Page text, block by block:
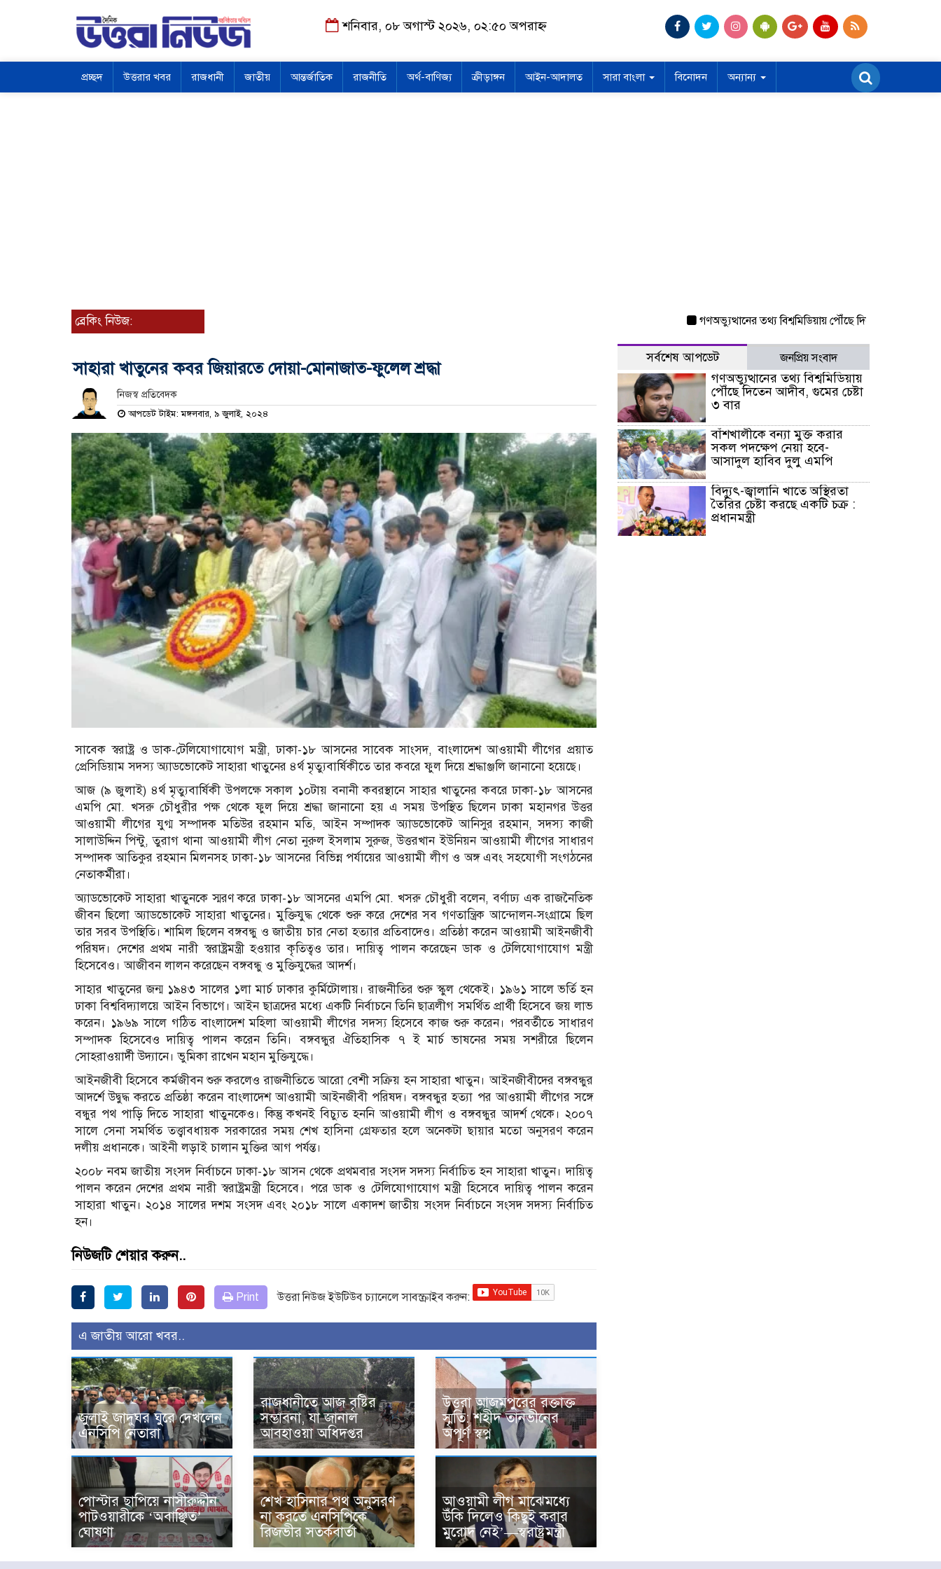
শনিবার, ০৮ অগাস্ট ২০২৬, ০২:৫০ অপরাহ্ন
প্রচ্ছদ উত্তরার খবর রাজধানী জাতীয় আন্তর্জাতিক রাজনীতি অর্থ-বাণিজ্য ক্রীড়াঙ্গন আইন-আদালত সারা বাংলা বিনোদন অন্যান্য
ব্রেকিং নিউজ: গণঅভ্যুত্থানের তথ্য বিশ্বমিডিয়ায় পৌঁছে দিতেন আদীব, গুমের
সাহারা খাতুনের কবর জিয়ারতে দোয়া-মোনাজাত-ফুলেল শ্রদ্ধা
নিজস্ব প্রতিবেদক
আপডেট টাইম: মঙ্গলবার, ৯ জুলাই, ২০২৪
সাবেক স্বরাষ্ট্র ও ডাক-টেলিযোগাযোগ মন্ত্রী, ঢাকা-১৮ আসনের সাবেক সাংসদ, বাংলাদেশ আওয়ামী লীগের প্রয়াত
প্রেসিডিয়াম সদস্য অ্যাডভোকেট সাহারা খাতুনের ৪র্থ মৃত্যুবার্ষিকীতে তার কবরে ফুল দিয়ে শ্রদ্ধাঞ্জলি জানানো হয়েছে।
আজ (৯ জুলাই) ৪র্থ মৃত্যুবার্ষিকী উপলক্ষে সকাল ১০টায় বনানী কবরস্থানে সাহার খাতুনের কবরে ঢাকা-১৮ আসনের
এমপি মো. খসরু চৌধুরীর পক্ষ থেকে ফুল দিয়ে শ্রদ্ধা জানানো হয় এ সময় উপস্থিত ছিলেন ঢাকা মহানগর উত্তর
আওয়ামী লীগের যুগ্ম সম্পাদক মতিউর রহমান মতি, আইন সম্পাদক অ্যাডভোকেট আনিসুর রহমান, সদস্য কাজী
সালাউদ্দিন পিন্টু, তুরাগ থানা আওয়ামী লীগ নেতা নুরুল ইসলাম সুরুজ, উত্তরখান ইউনিয়ন আওয়ামী লীগের সাধারণ
সম্পাদক আতিকুর রহমান মিলনসহ ঢাকা-১৮ আসনের বিভিন্ন পর্যায়ের আওয়ামী লীগ ও অঙ্গ এবং সহযোগী সংগঠনের
নেতাকর্মীরা।
অ্যাডভোকেট সাহারা খাতুনকে স্মরণ করে ঢাকা-১৮ আসনের এমপি মো. খসরু চৌধুরী বলেন, বর্ণাঢ্য এক রাজনৈতিক
জীবন ছিলো অ্যাডভোকেট সাহারা খাতুনের। মুক্তিযুদ্ধ থেকে শুরু করে দেশের সব গণতান্ত্রিক আন্দোলন-সংগ্রামে ছিল
তার সরব উপস্থিতি। শামিল ছিলেন বঙ্গবন্ধু ও জাতীয় চার নেতা হত্যার প্রতিবাদেও। প্রতিষ্ঠা করেন আওয়ামী আইনজীবী
পরিষদ। দেশের প্রথম নারী স্বরাষ্ট্রমন্ত্রী হওয়ার কৃতিত্বও তার। দায়িত্ব পালন করেছেন ডাক ও টেলিযোগাযোগ মন্ত্রী
হিসেবেও। আজীবন লালন করেছেন বঙ্গবন্ধু ও মুক্তিযুদ্ধের আদর্শ।
সাহার খাতুনের জন্ম ১৯৪৩ সালের ১লা মার্চ ঢাকার কুর্মিটোলায়। রাজনীতির শুরু স্কুল থেকেই। ১৯৬১ সালে ভর্তি হন
ঢাকা বিশ্ববিদ্যালয়ে আইন বিভাগে। আইন ছাত্রদের মধ্যে একটি নির্বাচনে তিনি ছাত্রলীগ সমর্থিত প্রার্থী হিসেবে জয় লাভ
করেন। ১৯৬৯ সালে গঠিত বাংলাদেশ মহিলা আওয়ামী লীগের সদস্য হিসেবে কাজ শুরু করেন। পরবর্তীতে সাধারণ
সম্পাদক হিসেবেও দায়িত্ব পালন করেন তিনি। বঙ্গবন্ধুর ঐতিহাসিক ৭ ই মার্চ ভাষনের সময় সশরীরে ছিলেন
সোহরাওয়ার্দী উদ্যানে। ভুমিকা রাখেন মহান মুক্তিযুদ্ধে।
আইনজীবী হিসেবে কর্মজীবন শুরু করলেও রাজনীতিতে আরো বেশী সক্রিয় হন সাহারা খাতুন। আইনজীবীদের বঙ্গবন্ধুর
আদর্শে উদ্বুদ্ধ করতে প্রতিষ্ঠা করেন বাংলাদেশ আওয়ামী আইনজীবী পরিষদ। বঙ্গবন্ধুর হত্যা পর আওয়ামী লীগের সঙ্গে
বন্ধুর পথ পাড়ি দিতে সাহারা খাতুনকেও। কিন্তু কখনই বিচ্যুত হননি আওয়ামী লীগ ও বঙ্গবন্ধুর আদর্শ থেকে। ২০০৭
সালে সেনা সমর্থিত তত্ত্বাবধায়ক সরকারের সময় শেখ হাসিনা গ্রেফতার হলে অনেকটা ছায়ার মতো অনুসরণ করেন
দলীয় প্রধানকে। আইনী লড়াই চালান মুক্তির আগ পর্যন্ত।
২০০৮ নবম জাতীয় সংসদ নির্বাচনে ঢাকা-১৮ আসন থেকে প্রথমবার সংসদ সদস্য নির্বাচিত হন সাহারা খাতুন। দায়িত্ব
পালন করেন দেশের প্রথম নারী স্বরাষ্ট্রমন্ত্রী হিসেবে। পরে ডাক ও টেলিযোগাযোগ মন্ত্রী হিসেবে দায়িত্ব পালন করেন
সাহারা খাতুন। ২০১৪ সালের দশম সংসদ এবং ২০১৮ সালে একাদশ জাতীয় সংসদ নির্বাচনে সংসদ সদস্য নির্বাচিত
হন।
নিউজটি শেয়ার করুন..
Print উত্তরা নিউজ ইউটিউব চ্যানেলে সাবস্ক্রাইব করুন:
এ জাতীয় আরো খবর..
জুলাই জাদুঘর ঘুরে দেখলেন
এনসিপি নেতারা
রাজধানীতে আজ বৃষ্টির
সম্ভাবনা, যা জানাল
আবহাওয়া অধিদপ্তর
উত্তরা আজমপুরের রক্তাক্ত
স্মৃতি: শহীদ তানভীনের
অপূর্ণ স্বপ্ন
পোস্টার ছাপিয়ে নাসীরুদ্দীন
পাটওয়ারীকে ‘অবাঞ্ছিত’
ঘোষণা
শেখ হাসিনার পথ অনুসরণ
না করতে এনসিপিকে
রিজভীর সতর্কবার্তা
আওয়ামী লীগ মাঝেমধ্যে
উঁকি দিলেও কিছুই করার
মুরোদ নেই’—স্বরাষ্ট্রমন্ত্রী
সর্বশেষ আপডেট জনপ্রিয় সংবাদ
গণঅভ্যুত্থানের তথ্য বিশ্বমিডিয়ায়
পৌঁছে দিতেন আদীব, গুমের চেষ্টা
৩ বার
বাঁশখালীকে বন্যা মুক্ত করার
সকল পদক্ষেপ নেয়া হবে-
আসাদুল হাবিব দুলু এমপি
বিদ্যুৎ-জ্বালানি খাতে অস্থিরতা
তৈরির চেষ্টা করছে একটি চক্র :
প্রধানমন্ত্রী